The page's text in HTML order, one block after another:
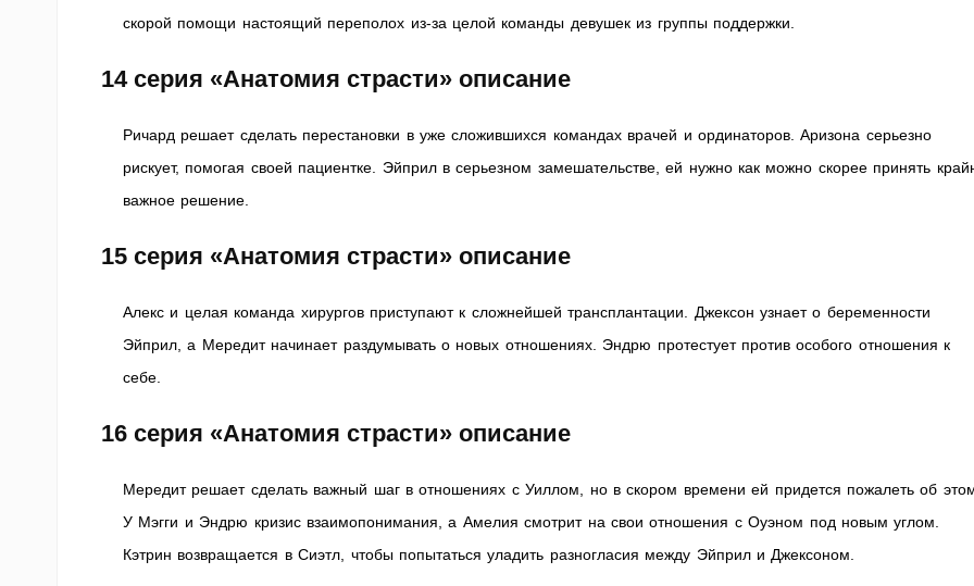
скорой помощи настоящий переполох из-за целой команды девушек из группы поддержки.
14 серия «Анатомия страсти» описание
Ричард решает сделать перестановки в уже сложившихся командах врачей и ординаторов. Аризона серьезно
рискует, помогая своей пациентке. Эйприл в серьезном замешательстве, ей нужно как можно скорее принять
важное решение.
15 серия «Анатомия страсти» описание
Алекс и целая команда хирургов приступают к сложнейшей трансплантации. Джексон узнает о беременности
Эйприл, а Мередит начинает раздумывать о новых отношениях. Эндрю протестует против особого отношения к
себе.
16 серия «Анатомия страсти» описание
Мередит решает сделать важный шаг в отношениях с Уиллом, но в скором времени ей придется пожалеть об
У Мэгги и Эндрю кризис взаимопонимания, а Амелия смотрит на свои отношения с Оуэном под новым углом.
Кэтрин возвращается в Сиэтл, чтобы попытаться уладить разногласия между Эйприл и Джексоном.